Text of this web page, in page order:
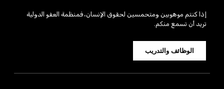
إذا كنتم موهوبين ومتحمسين لحقوق الإنسان، فمنظمة العفو الدولية
تريد أن تسمع منكم.
الوظائف والتدريب